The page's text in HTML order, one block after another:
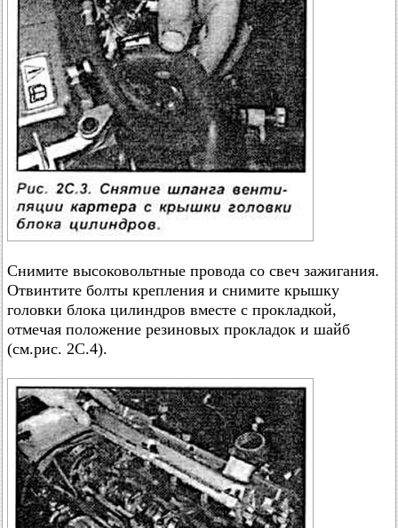
Снимите высоковольтные провода со свеч зажигания.
Отвинтите болты крепления и снимите крышку
головки блока цилиндров вместе с прокладкой,
отмечая положение резиновых прокладок и шайб
(см.рис. 2С.4).